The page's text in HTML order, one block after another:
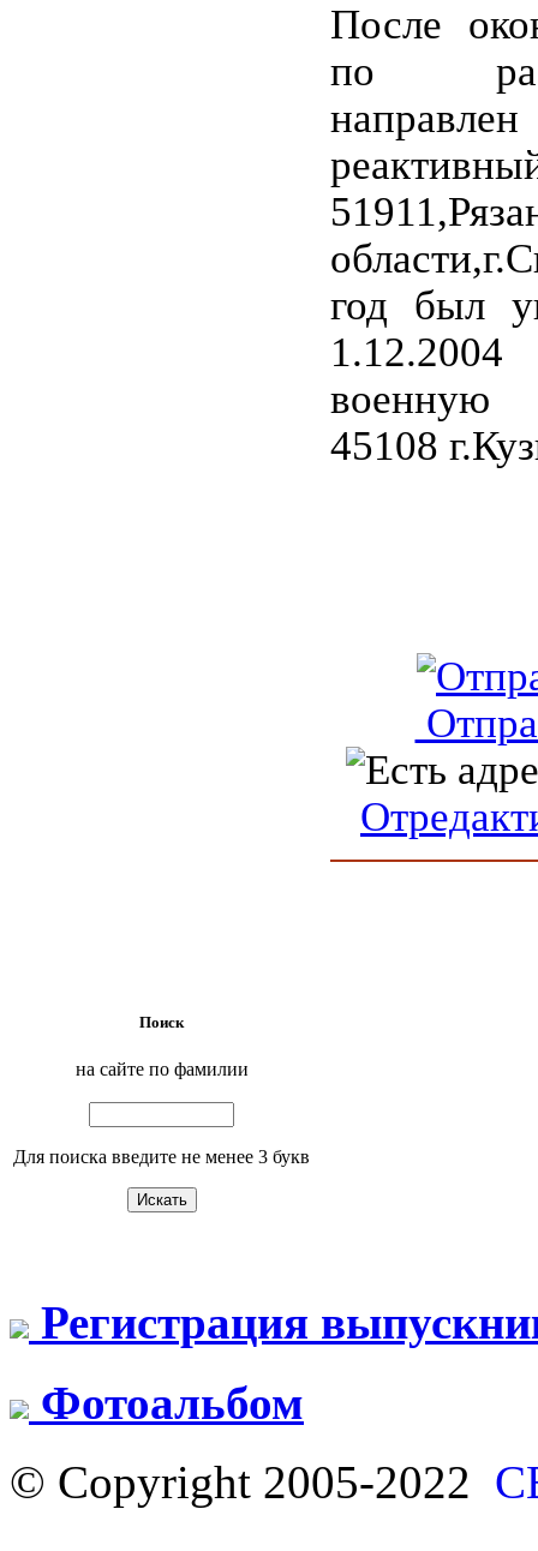
После
по
год был
45108
Поиск
на сайте по фамилии
Для поиска введите не менее 3 букв
Регистрация
Фотоальбом
© Copyright 2005-2022